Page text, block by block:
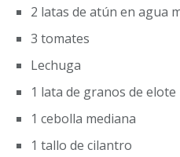
2 latas de atún en agua
3 tomates
Lechuga
1 lata de granos de elote
1 cebolla mediana
1 tallo de cilantro